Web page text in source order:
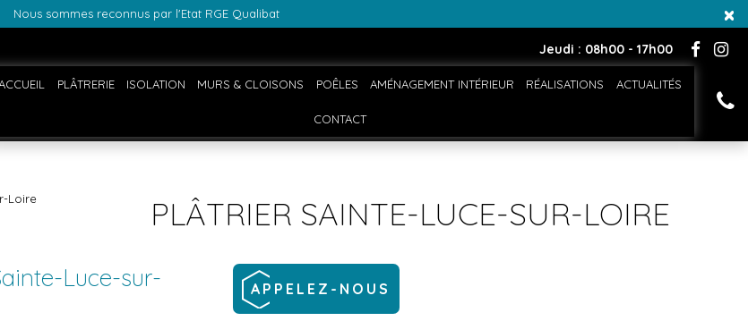
Nous sommes reconnus par l'Etat RGE Qualibat ×
Jeudi : 08h00 - 17h00
PLÂTRERIE ISOLATION MURS & CLOISONS POÊLES AMÉNAGEMENT INTÉRIEUR RÉALISATIONS ACTUALITÉS
CONTACT
Loire PLÂTRIER SAINTE-LUCE-SUR-LOIRE
Luce-sur-
APPELEZ-NOUS